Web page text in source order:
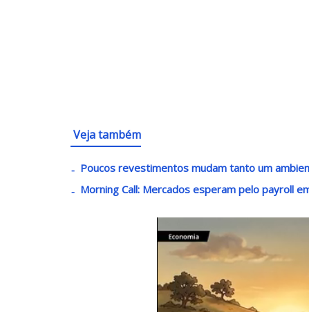
Veja também
Poucos revestimentos mudam tanto um
Morning Call: Mercados esperam pelo payroll